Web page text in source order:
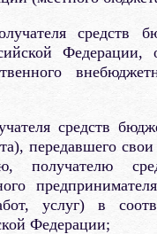
средств
Федерации,
средств
передавшего
получателю
услуг) в
Федерации;